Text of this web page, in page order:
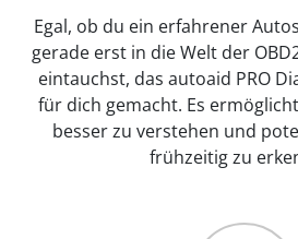
Egal, ob du ein erfahrener
gerade erst in die Welt der
eintauchst, das autoaid PRO
für dich gemacht. Es
besser zu verstehen und
frühzeitig zu